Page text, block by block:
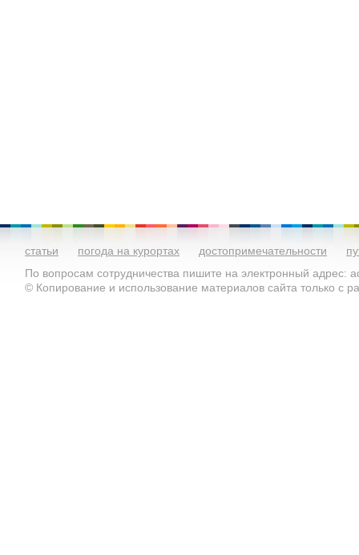
статьи погода на курортах достопримечательности
По вопросам сотрудничества пишите на электронный адрес:
© Копирование и использование материалов сайта только с